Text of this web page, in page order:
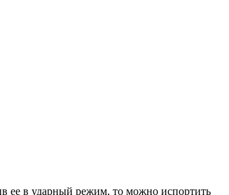
ее в ударный режим, то можно испортить